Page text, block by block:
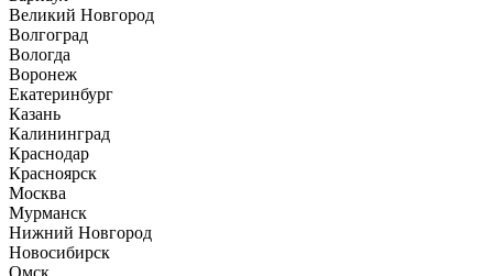
Великий Новгород
Волгоград
Вологда
Воронеж
Екатеринбург
Казань
Калининград
Краснодар
Красноярск
Москва
Мурманск
Нижний Новгород
Новосибирск
Омск